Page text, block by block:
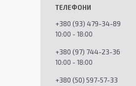
+380 (93) 479-34-89
10:00 - 18:00
+380 (97) 744-23-36
10:00 - 18:00
+380 (50) 597-57-33